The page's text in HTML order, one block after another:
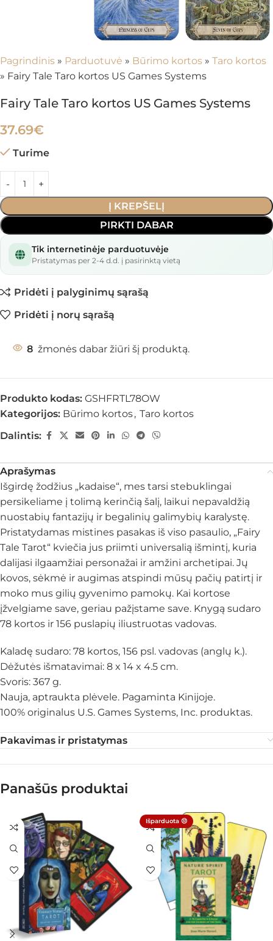
Pagrindinis » Parduotuvė » Būrimo kortos » Taro kortos
» Fairy Tale Taro kortos US Games Systems
Fairy Tale Taro kortos US Games Systems
37.69€
Turime
Į KREPŠELĮ
PIRKTI DABAR
Tik internetinėje parduotuvėje
Pristatymas per 2-4 d.d. į pasirinktą vietą
Pridėti į palyginimų sąrašą
Pridėti į norų sąrašą
8 žmonės dabar žiūri šį produktą.
Produkto kodas: GSHFRTL78OW
Kategorijos: Būrimo kortos, Taro kortos
Dalintis:
Aprašymas
Išgirdę žodžius „kadaise“, mes tarsi stebuklingai
persikeliame į tolimą kerinčią šalį, laikui nepavaldžią
nuostabių fantazijų ir begalinių galimybių karalystę.
Pristatydamas mistines pasakas iš viso pasaulio, „Fairy
Tale Tarot“ kviečia jus priimti universalią išmintį, kuria
dalijasi ilgaamžiai personažai ir amžini archetipai. Jų
kovos, sėkmė ir augimas atspindi mūsų pačių patirtį ir
moko mus gilių gyvenimo pamokų. Kai kortose
įžvelgiame save, geriau pažįstame save. Knygą sudaro
78 kortos ir 156 puslapių iliustruotas vadovas.
Kaladę sudaro: 78 kortos, 156 psl. vadovas (anglų k.).
Dėžutės išmatavimai: 8 x 14 x 4.5 cm.
Svoris: 367 g.
Nauja, aptraukta plėvele. Pagaminta Kinijoje.
100% originalus U.S. Games Systems, Inc. produktas.
Pakavimas ir pristatymas
Panašūs produktai
Išparduota 😔